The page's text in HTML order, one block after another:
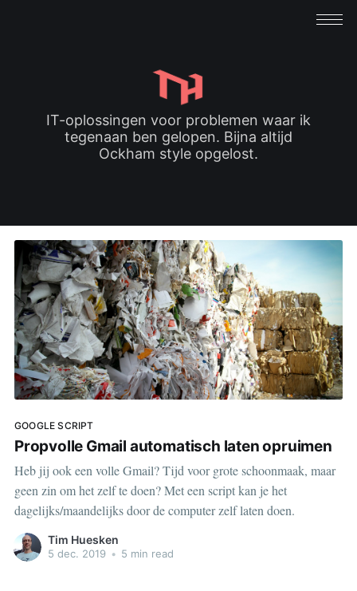
IT-oplossingen voor problemen waar ik
tegenaan ben gelopen. Bijna altijd
Ockham style opgelost.
GOOGLE SCRIPT
Propvolle Gmail automatisch laten opruimen
Heb jij ook een volle Gmail? Tijd voor grote schoonmaak, maar
geen zin om het zelf te doen? Met een script kan je het
dagelijks/maandelijks door de computer zelf laten doen.
Tim Huesken
5 dec. 2019 • 5 min read